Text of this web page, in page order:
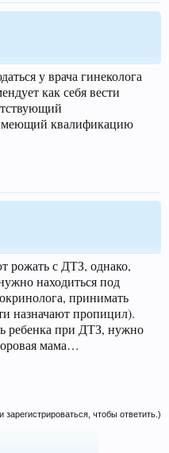
у врача гинеколога
как себя вести
квалификацию
рожать с ДТЗ, однако,
находиться под
принимать
назначают пропицил).
ребенка при ДТЗ, нужно
мама…
чтобы ответить.)